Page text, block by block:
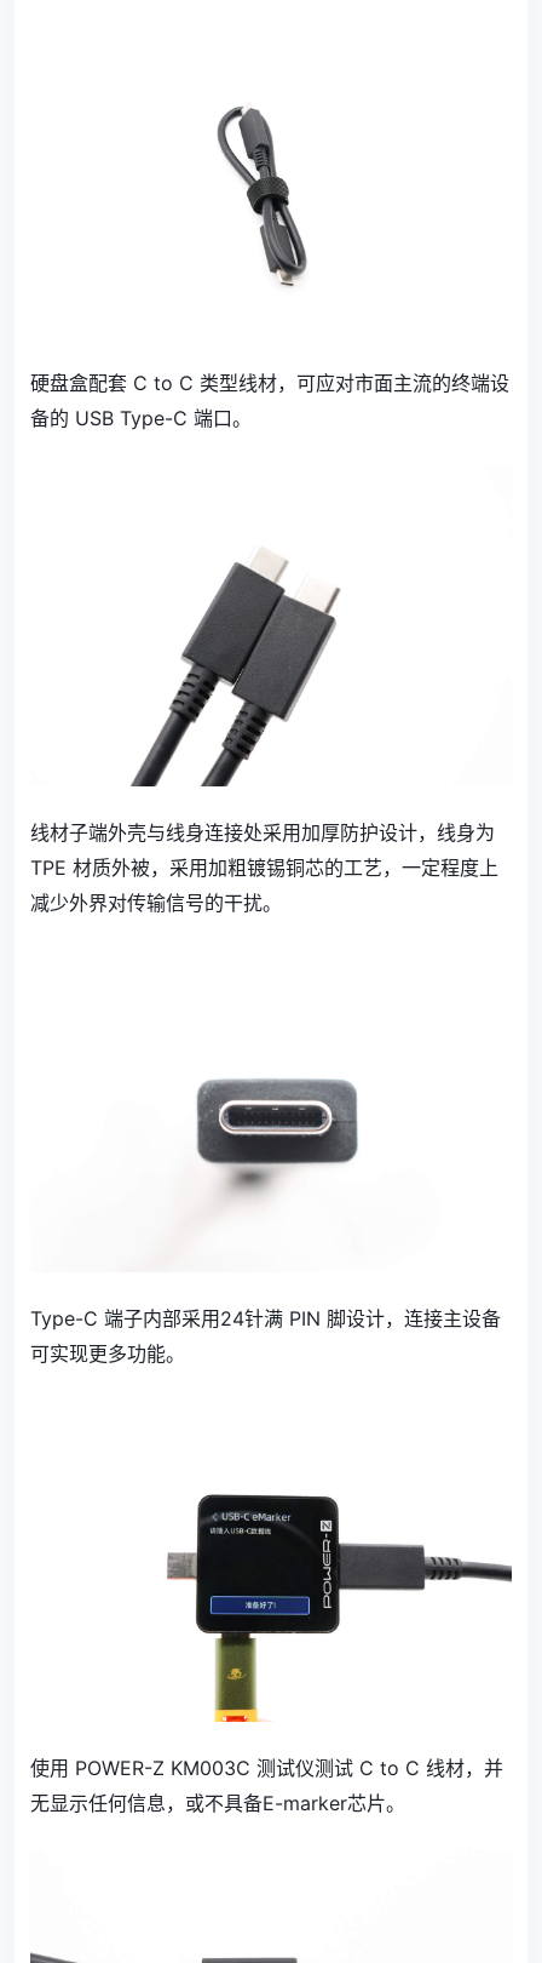
硬盘盒配套 C to C 类型线材，可应对市面主流的终端设
备的 USB Type-C 端口。
线材子端外壳与线身连接处采用加厚防护设计，线身为
TPE 材质外被，采用加粗镀锡铜芯的工艺，一定程度上
减少外界对传输信号的干扰。
Type-C 端子内部采用24针满 PIN 脚设计，连接主设备
可实现更多功能。
使用 POWER-Z KM003C 测试仪测试 C to C 线材，并
无显示任何信息，或不具备E-marker芯片。